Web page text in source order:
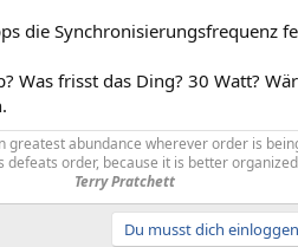
die Synchronisierungsfrequenz
Was frisst das Ding? 30 Watt?
greatest abundance wherever order is
defeats order, because it is better
Terry Pratchett
Du musst dich